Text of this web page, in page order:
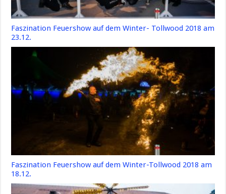
Faszination Feuershow auf dem Winter- Tollwood 2018 am
23.12.
Faszination Feuershow auf dem Winter-Tollwood 2018 am
18.12.